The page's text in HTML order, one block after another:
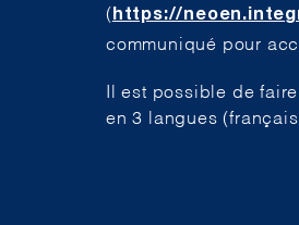
( https://
communiqué pour
Il est possible de
en 3 langues